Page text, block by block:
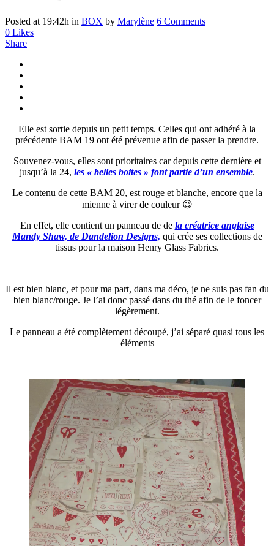
Posted at 19:42h in BOX by Marylène 6 Comments
0 Likes
Share
Elle est sortie depuis un petit temps. Celles qui ont adhéré à la
précédente BAM 19 ont été prévenue afin de passer la prendre.
Souvenez-vous, elles sont prioritaires car depuis cette dernière et
jusqu’à la 24, les « belles boites » font partie d’un ensemble.
Le contenu de cette BAM 20, est rouge et blanche, encore que la
mienne à virer de couleur 😉
En effet, elle contient un panneau de de la créatrice anglaise
Mandy Shaw, de Dandelion Designs, qui crée ses collections de
tissus pour la maison Henry Glass Fabrics.
Il est bien blanc, et pour ma part, dans ma déco, je ne suis pas fan du
bien blanc/rouge. Je l’ai donc passé dans du thé afin de le foncer
légèrement.
Le panneau a été complètement découpé, j’ai séparé quasi tous les
éléments